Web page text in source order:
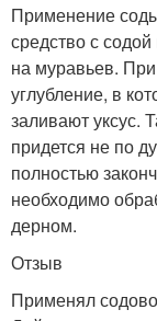
Применение
средство с
на муравьев.
углубление, в
заливают уксус.
придется не по
полностью
необходимо
дерном.
Отзыв
Применял